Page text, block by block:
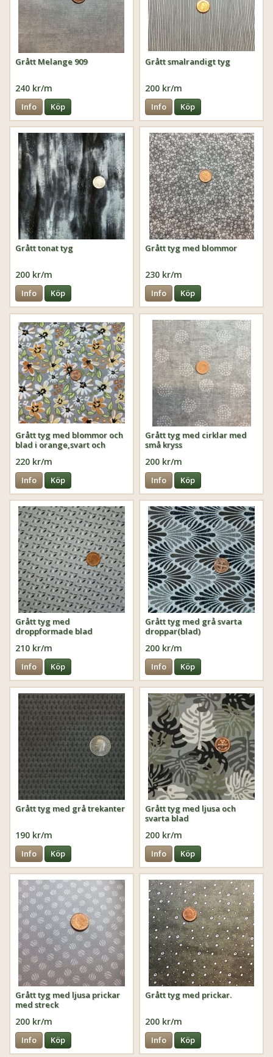
Grått Melange 909
240 kr/m
Info Köp
Grått smalrandigt tyg
200 kr/m
Info Köp
Grått tonat tyg
200 kr/m
Info Köp
Grått tyg med blommor
230 kr/m
Info Köp
Grått tyg med blommor och
blad i orange,svart och
220 kr/m
Info Köp
Grått tyg med cirklar med
små kryss
200 kr/m
Info Köp
Grått tyg med
droppformade blad
210 kr/m
Info Köp
Grått tyg med grå svarta
droppar(blad)
200 kr/m
Info Köp
Grått tyg med grå trekanter
190 kr/m
Info Köp
Grått tyg med ljusa och
svarta blad
200 kr/m
Info Köp
Grått tyg med ljusa prickar
med streck
200 kr/m
Info Köp
Grått tyg med prickar.
200 kr/m
Info Köp